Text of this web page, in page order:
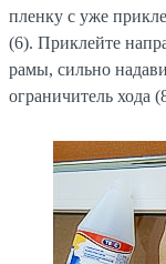
пленку с уже
(6). Приклейте
рамы, сильно
ограничитель хода